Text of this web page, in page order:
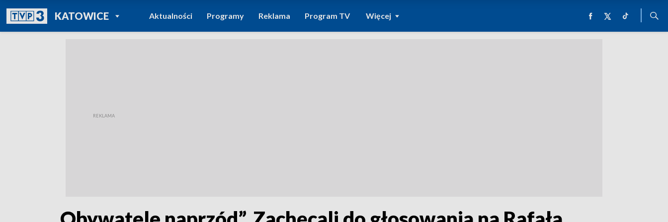
KATOWICEPOWRÓT DO
TVP REGIONY
Aktualności Programy Reklama Program TV Więcej